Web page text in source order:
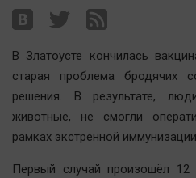
Наша победа
Политика
Экономика
Происшествия
Здоровье
Культура
В Златоусте кончилась
старая проблема бродячих
решения. В результате,
животные, не смогли
рамках экстренной
Первый случай произошёл 12